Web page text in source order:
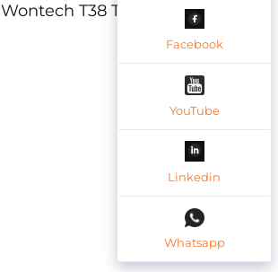
Wontech T38 T45 T51 Hilo
Varilla de PerforaciónFacebook
YouTube
Linkedin
Whatsapp